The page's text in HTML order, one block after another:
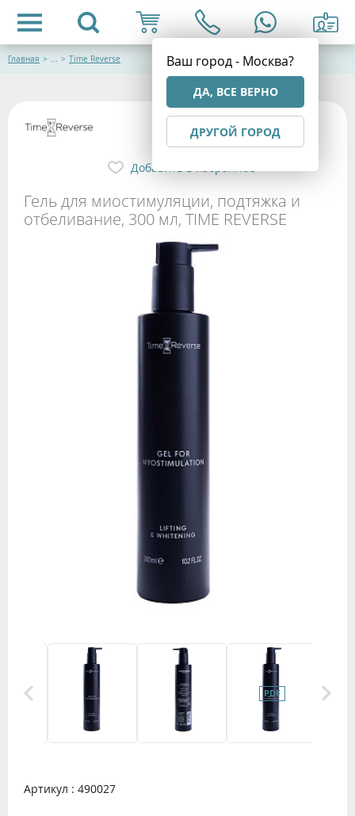
Ваш город - Москва?
ДА, ВСЕ ВЕРНО
ДРУГОЙ ГОРОД
Главная > ... > Time Reverse
Гель для миостимуляции, подтяжка и
отбеливание, 300 мл, TIME REVERSE
Добавить в избранное
Артикул : 490027